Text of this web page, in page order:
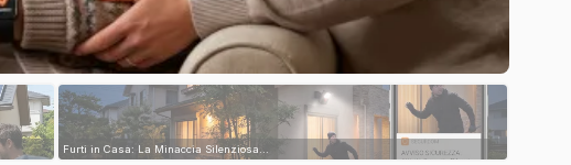
Furti in Casa: La Minaccia Silenziosa...